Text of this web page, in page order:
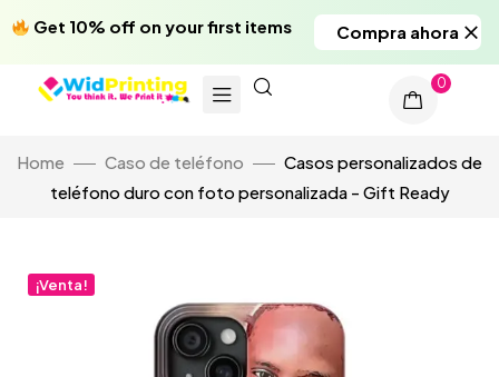
Get 10% off on your first items Compra ahora
0
Home Caso de teléfono
Casos personalizados de
teléfono duro con foto personalizada - Gift Ready
¡Venta!